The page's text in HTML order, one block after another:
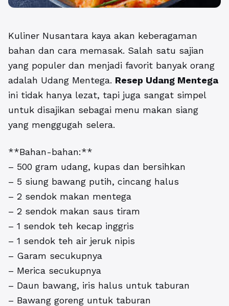
Kuliner Nusantara kaya akan keberagaman
bahan dan cara memasak. Salah satu sajian
yang populer dan menjadi favorit banyak orang
adalah Udang Mentega. Resep Udang Mentega
ini tidak hanya lezat, tapi juga sangat simpel
untuk disajikan sebagai menu makan siang
yang menggugah selera.
**Bahan-bahan:**
– 500 gram udang, kupas dan bersihkan
– 5 siung bawang putih, cincang halus
– 2 sendok makan mentega
– 2 sendok makan saus tiram
– 1 sendok teh kecap inggris
– 1 sendok teh air jeruk nipis
– Garam secukupnya
– Merica secukupnya
– Daun bawang, iris halus untuk taburan
– Bawang goreng untuk taburan